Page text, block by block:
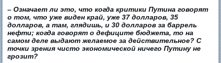
– Означает ли это, что когда критики Путина говорят
о том, что уже виден край, уже 37 долларов, 35
долларов, а там, глядишь, и 30 долларов за баррель
нефти; когда говорят о дефиците бюджета, то на
самом деле выдают желаемое за действительное? С
точки зрения чисто экономической ничего Путину не
грозит?